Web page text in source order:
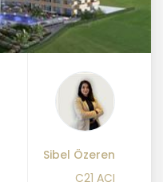
Sibel Özeren
C21 AÇI